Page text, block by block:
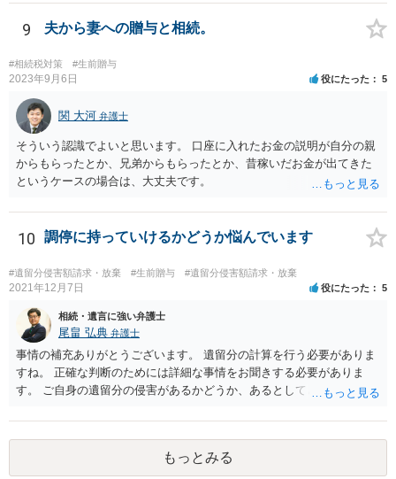
務があると思います。 倒れた弁護士が所属する弁護士会に相談さ
れた方がよいと思います。 倒れた弁護士は脳梗塞で倒れたようで
選任したのか 即ち、復代理人の選任は有効なのかという問題もあ
ると思います。
9 夫から妻への贈与と相続。
#相続税対策 #生前贈与
2023年9月6日 役にたった 5
関 大河 弁護士
そういう認識でよいと思います。 口座に入れたお金の説明が自分の親
からもらったとか、兄弟からもらったとか、昔稼いだお金が出てきた
というケースの場合は、大丈夫です。
10 調停に持っていけるかどうか悩んでいます
#遺留分侵害額請求・放棄 #生前贈与 #遺留分侵害額請求・放棄
2021年12月7日 役にたった 5
相続・遺言に強い弁護士
尾畠 弘典 弁護士
事情の補充ありがとうございます。 遺留分の計算を行う必要がありま
すね。 正確な判断のためには詳細な事情をお聞きする必要がありま
す。 ご自身の遺留分の侵害があるかどうか、あるとしてどの程度の金
相談されるのが良いと思います。
もっとみる